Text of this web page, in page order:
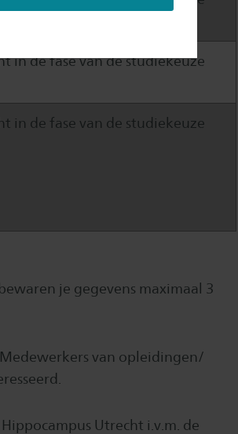
in de fase van de studiekeuze
in de fase van de studiekeuze
je gegevens maximaal 3
Medewerkers van opleidingen/
Hippocampus Utrecht i.v.m. de